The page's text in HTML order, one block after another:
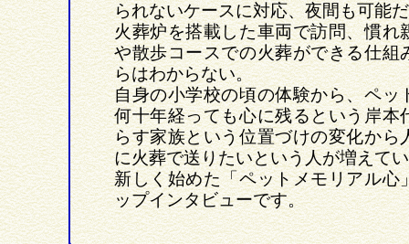
られないケースに対応、夜間も可能
火葬炉を搭載した車両で訪問、慣れ
や散歩コースでの火葬ができる仕組
らはわからない。
自身の小学校の頃の体験から、ペッ
何十年経っても心に残るという岸本
らす家族という位置づけの変化から
に火葬で送りたいという人が増えて
新しく始めた「ペットメモリアル心
ップインタビューです。